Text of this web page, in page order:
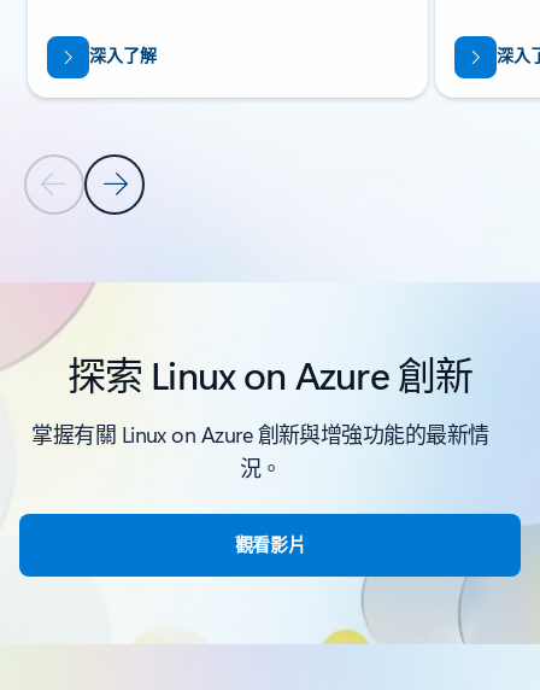
上一張投影片下一張投影片
深入了解 深入
返回 [產品與功能] 區段
探索 Linux on Azure 創新
掌握有關 Linux on Azure 創新與增強功能的最新情
況。
觀看影片